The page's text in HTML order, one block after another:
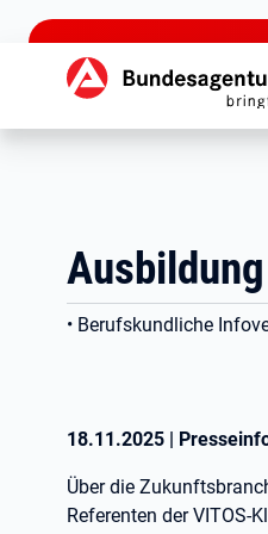
zu den Hauptinhalten springen
• Berufskundliche
18.11.2025 |
Über die
Referenten der